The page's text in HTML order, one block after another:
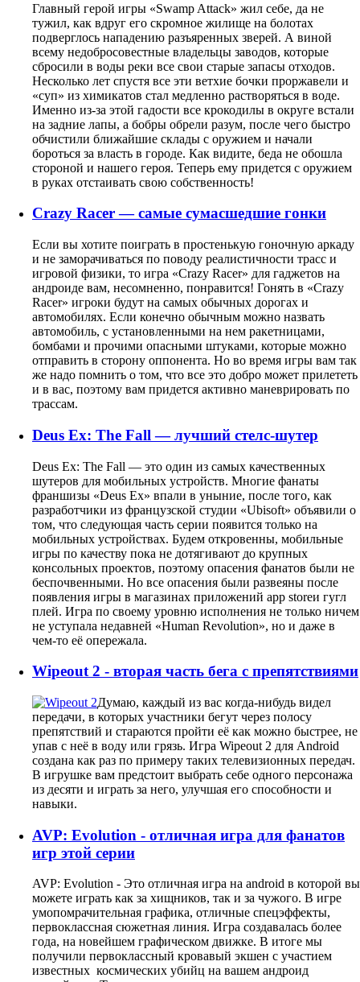
Главный герой игры «Swamp Attack» жил себе, да не
тужил, как вдруг его скромное жилище на болотах
подверглось нападению разъяренных зверей. А виной
всему недобросовестные владельцы заводов, которые
сбросили в воды реки все свои старые запасы отходов.
Несколько лет спустя все эти ветхие бочки проржавели и
«суп» из химикатов стал медленно растворяться в воде.
Именно из-за этой гадости все крокодилы в округе встали
на задние лапы, а бобры обрели разум, после чего быстро
обчистили ближайшие склады с оружием и начали
бороться за власть в городе. Как видите, беда не обошла
стороной и нашего героя. Теперь ему придется с оружием
в руках отстаивать свою собственность!
Crazy Racer — самые сумасшедшие гонки
Если вы хотите поиграть в простенькую гоночную аркаду
и не заморачиваться по поводу реалистичности трасс и
игровой физики, то игра «Crazy Racer» для гаджетов на
андроиде вам, несомненно, понравится! Гонять в «Crazy
Racer» игроки будут на самых обычных дорогах и
автомобилях. Если конечно обычным можно назвать
автомобиль, с установленными на нем ракетницами,
бомбами и прочими опасными штуками, которые можно
отправить в сторону оппонента. Но во время игры вам так
же надо помнить о том, что все это добро может прилететь
и в вас, поэтому вам придется активно маневрировать по
трассам.
Deus Ex: The Fall — лучший стелс-шутер
Deus Ex: The Fall — это один из самых качественных
шутеров для мобильных устройств. Многие фанаты
франшизы «Deus Ex» впали в уныние, после того, как
разработчики из французской студии «Ubisoft» объявили о
том, что следующая часть серии появится только на
мобильных устройствах. Будем откровенны, мобильные
игры по качеству пока не дотягивают до крупных
консольных проектов, поэтому опасения фанатов были не
беспочвенными. Но все опасения были развеяны после
появления игры в магазинах приложений app storeи гугл
плей. Игра по своему уровню исполнения не только ничем
не уступала недавней «Human Revolution», но и даже в
чем-то её опережала.
Wipeout 2 - вторая часть бега с препятствиями
Думаю, каждый из вас когда-нибудь видел
передачи, в которых участники бегут через полосу
препятствий и стараются пройти её как можно быстрее, не
упав с неё в воду или грязь. Игра Wipeout 2 для Android
создана как раз по примеру таких телевизионных передач.
В игрушке вам предстоит выбрать себе одного персонажа
из десяти и играть за него, улучшая его способности и
навыки.
AVP: Evolution - отличная игра для фанатов
игр этой серии
AVP: Evolution - Это отличная игра на android в которой вы
можете играть как за хищников, так и за чужого. В игре
умопомрачительная графика, отличные спецэффекты,
первоклассная сюжетная линия. Игра создавалась более
года, на новейшем графическом движке. В итоге мы
получили первоклассный кровавый экшен с участием
известных космических убийц на вашем андроид